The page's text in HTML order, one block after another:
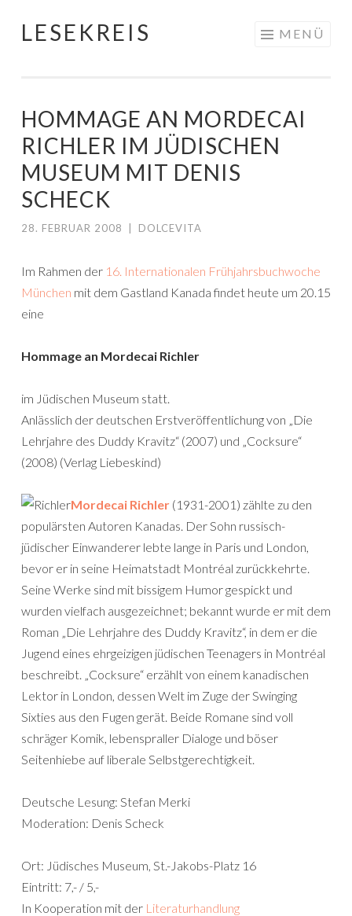
Springe
LESEKREIS MENÜ
HOMMAGE AN MORDECAI
RICHLER IM JÜDISCHEN
MUSEUM MIT DENIS
SCHECK
28. FEBRUAR 2008 DOLCEVITA
Im Rahmen der 16. Internationalen Frühjahrsbuchwoche
München mit dem Gastland Kanada findet heute um 20.15
eine
Hommage an Mordecai Richler
im Jüdischen Museum statt.
Anlässlich der deutschen Erstveröffentlichung von „Die
Lehrjahre des Duddy Kravitz“ (2007) und „Cocksure“
(2008) (Verlag Liebeskind)
Mordecai Richler (1931-2001) zählte zu den
populärsten Autoren Kanadas. Der Sohn russisch-
jüdischer Einwanderer lebte lange in Paris und London,
bevor er in seine Heimatstadt Montréal zurückkehrte.
Seine Werke sind mit bissigem Humor gespickt und
wurden vielfach ausgezeichnet; bekannt wurde er mit dem
Roman „Die Lehrjahre des Duddy Kravitz“, in dem er die
Jugend eines ehrgeizigen jüdischen Teenagers in Montréal
beschreibt. „Cocksure“ erzählt von einem kanadischen
Lektor in London, dessen Welt im Zuge der Swinging
Sixties aus den Fugen gerät. Beide Romane sind voll
schräger Komik, lebenspraller Dialoge und böser
Seitenhiebe auf liberale Selbstgerechtigkeit.
Deutsche Lesung: Stefan Merki
Moderation: Denis Scheck
Ort: Jüdisches Museum, St.-Jakobs-Platz 16
Eintritt: 7,- / 5,-
In Kooperation mit der Literaturhandlung